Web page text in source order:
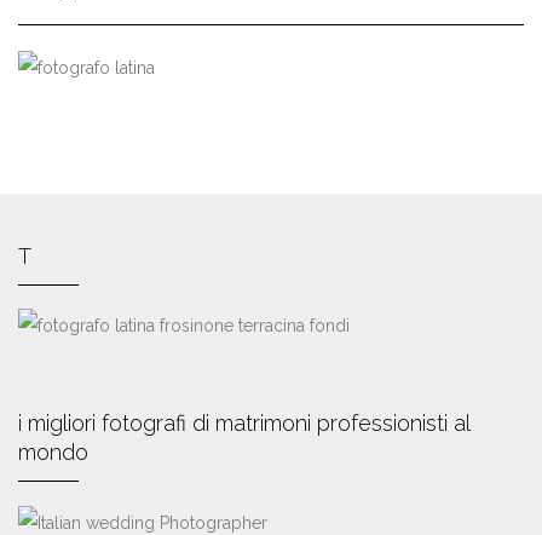
T
i migliori fotografi di matrimoni professionisti al
mondo